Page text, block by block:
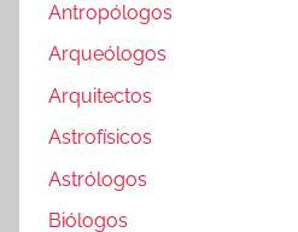
Antropólogos
Arqueólogos
Arquitectos
Astrofísicos
Astrólogos
Biólogos